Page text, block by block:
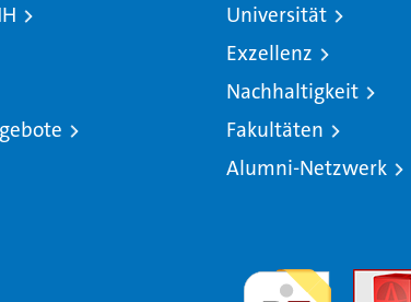
Universität
Exzellenz
Nachhaltigkeit
Fakultäten
Alumni-Netzwerk